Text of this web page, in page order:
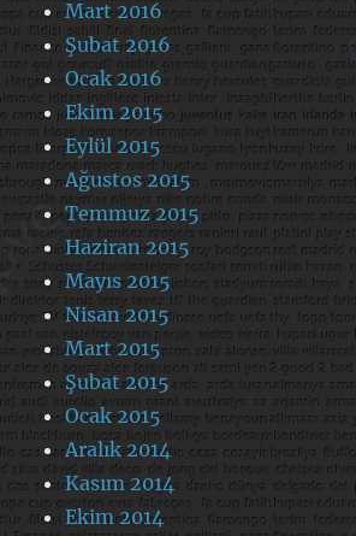
Mart 2016
Şubat 2016
Ocak 2016
Ekim 2015
Eylül 2015
Ağustos 2015
Temmuz 2015
Haziran 2015
Mayıs 2015
Nisan 2015
Mart 2015
Şubat 2015
Ocak 2015
Aralık 2014
Kasım 2014
Ekim 2014